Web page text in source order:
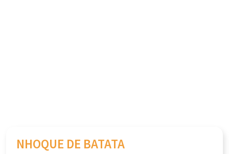
NHOQUE DE BATATA